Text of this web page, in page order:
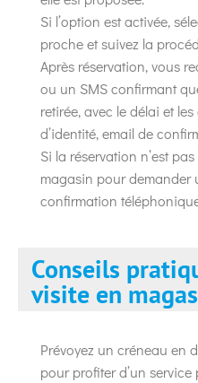
Si l’option est activée,
proche et suivez la
Après réservation, vous
ou un SMS confirmant
retirée, avec le délai et
d’identité, email de
Si la réservation n’est
magasin pour demander
confirmation
Conseils
visite en
Prévoyez un créneau en
pour profiter d’un